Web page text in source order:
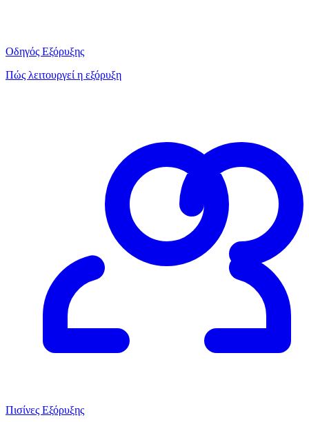
Οδηγός Εξόρυξης
Πώς λειτουργεί η εξόρυξη
Πισίνες Εξόρυξης